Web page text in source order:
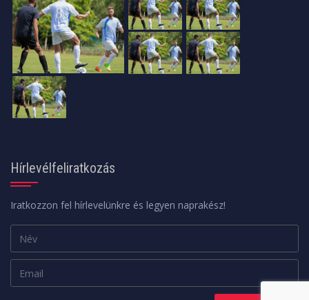
Hírlevélfeliratkozás
Iratkozzon fel hírlevelünkre és legyen naprakész!